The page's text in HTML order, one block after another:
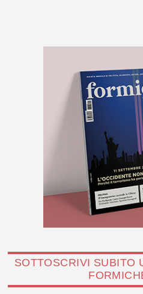
SOTTOSCRIVI SUBITO